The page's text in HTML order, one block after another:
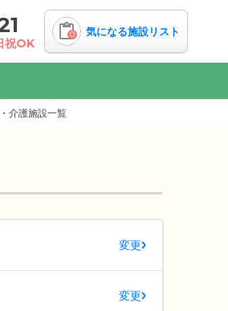
祝OK
0 気になる施設リスト
介護施設一覧
変更
変更